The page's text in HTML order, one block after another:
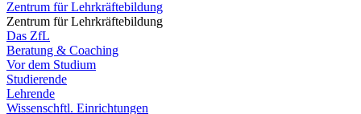
Zentrum für Lehrkräftebildung
Zentrum für Lehrkräftebildung
Das ZfL
Beratung & Coaching
Vor dem Studium
Studierende
Lehrende
Wissenschftl. Einrichtungen